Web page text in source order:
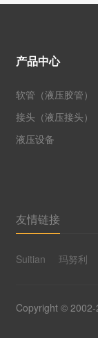
产品中心
软管（液压胶管）
接头（液压接头）
液压设备
友情链接
Suitian 玛努利
Copyright ©